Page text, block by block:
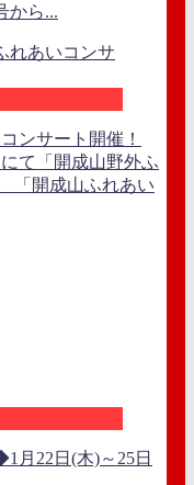
から...
ンサート開催！
て「開成山野外ふ
「開成山ふれあい
月22日(木)～25日